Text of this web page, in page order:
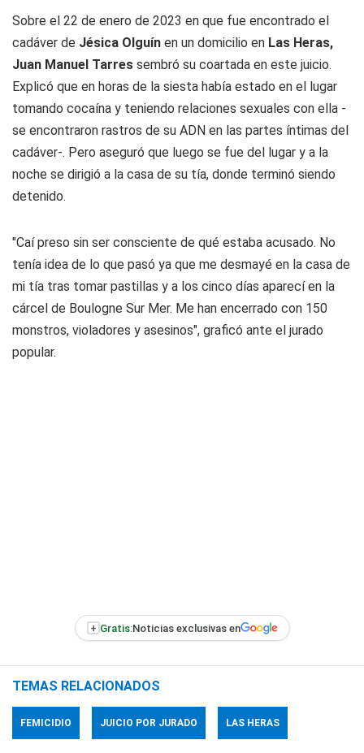
Sobre el 22 de enero de 2023 en que fue encontrado el
cadáver de Jésica Olguín en un domicilio en Las Heras,
Juan Manuel Tarres sembró su coartada en este juicio.
Explicó que en horas de la siesta había estado en el lugar
tomando cocaína y teniendo relaciones sexuales con ella -
se encontraron rastros de su ADN en las partes íntimas del
cadáver-. Pero aseguró que luego se fue del lugar y a la
noche se dirigió a la casa de su tía, donde terminó siendo
detenido.
"Caí preso sin ser consciente de qué estaba acusado. No
tenía idea de lo que pasó ya que me desmayé en la casa de
mi tía tras tomar pastillas y a los cinco días aparecí en la
cárcel de Boulogne Sur Mer. Me han encerrado con 150
monstros, violadores y asesinos", graficó ante el jurado
popular.
+ Gratis:Noticias exclusivas en
TEMAS RELACIONADOS
FEMICIDIO JUICIO POR JURADO LAS HERAS